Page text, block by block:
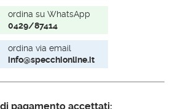
ordina su WhatsApp
0429/87414
ordina via email
info@specchionline.it
pagamento accettati: